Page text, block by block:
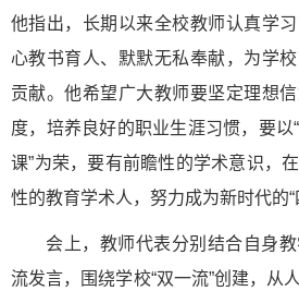
他指出，长期以来全校教师认真学
心教书育人、默默无私奉献，为学
贡献。他希望广大教师要坚定理想
度，培养良好的职业生涯习惯，要以
课”为荣，要有前瞻性的学术意识，
性的教育学术人，努力成为新时代的“
会上，教师代表分别结合自身
流发言，围绕学校“双一流”创建，从